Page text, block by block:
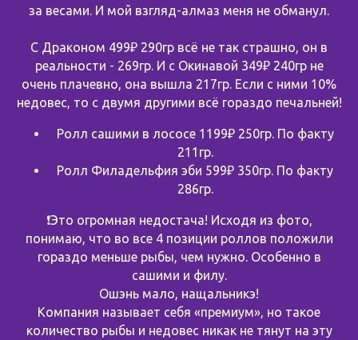
за весами. И мой взгляд-алмаз меня не обманул.
С Драконом 499₽ 290гр всё не так страшно, он в
реальности - 269гр. И с Окинавой 349₽ 240гр не
очень плачевно, она вышла 217гр. Если с ними 10%
недовес, то с двумя другими всё гораздо печальней!
Ролл сашими в лососе 1199₽ 250гр. По факту
211гр.
Ролл Филадельфия эби 599₽ 350гр. По факту
286гр.
❗️Это огромная недостача! Исходя из фото,
понимаю, что во все 4 позиции роллов положили
гораздо меньше рыбы, чем нужно. Особенно в
сашими и филу.
Ошэнь мало, нащальникэ!
Компания называет себя «премиум», но такое
количество рыбы и недовес никак не тянут на эту